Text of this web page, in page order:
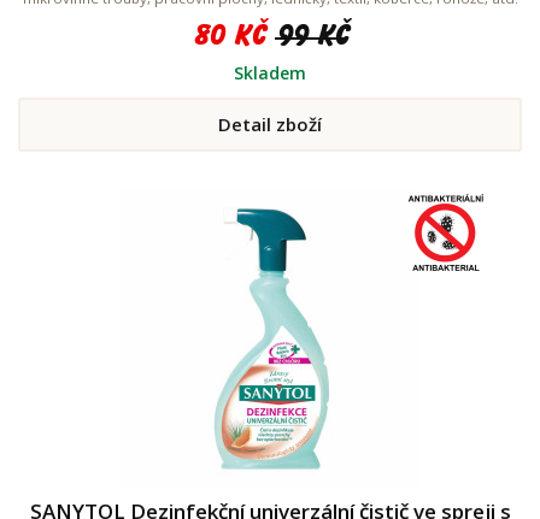
80 Kč 99 Kč
Skladem
Detail zboží
SANYTOL Dezinfekční univerzální čistič ve spreji s